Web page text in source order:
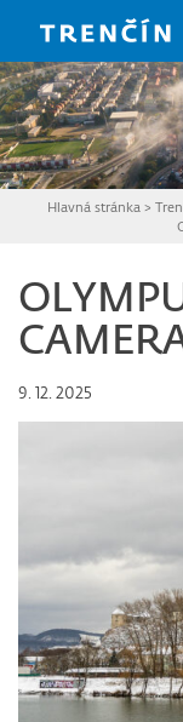
Hlavná stránka >
9. 12. 2025